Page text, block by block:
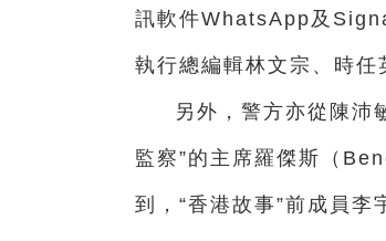
訊軟件WhatsApp及
執行總編輯林文宗、時任
另外，警方亦從陳沛
監察”的主席羅傑斯（
到，“香港故事”前成員